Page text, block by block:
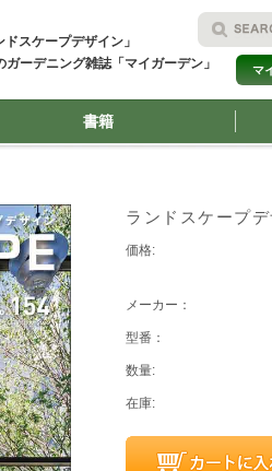
スケープデザイン」
ーデニング雑誌「マイガーデン」
マ
書籍
ランドスケープ
価格:
メーカー：
型番：
数量:
在庫: